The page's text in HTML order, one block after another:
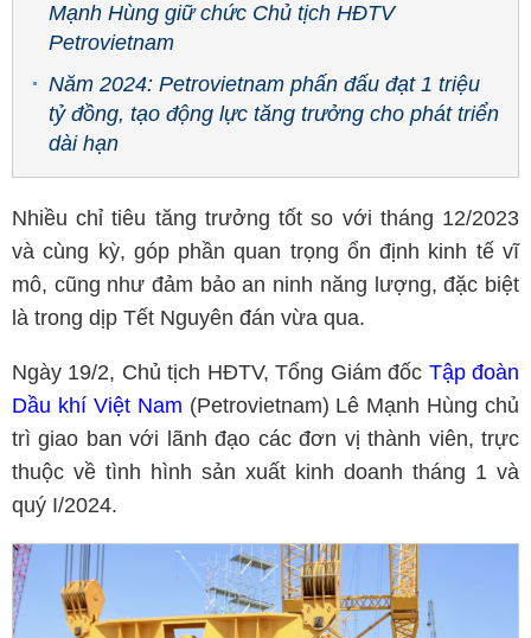
Mạnh Hùng giữ chức Chủ tịch HĐTV
Petrovietnam
Năm 2024: Petrovietnam phấn đấu đạt 1 triệu
tỷ đồng, tạo động lực tăng trưởng cho phát triển
dài hạn
Nhiều chỉ tiêu tăng trưởng tốt so với tháng 12/2023
và cùng kỳ, góp phần quan trọng ổn định kinh tế vĩ
mô, cũng như đảm bảo an ninh năng lượng, đặc biệt
là trong dịp Tết Nguyên đán vừa qua.
Ngày 19/2, Chủ tịch HĐTV, Tổng Giám đốc Tập đoàn
Dầu khí Việt Nam (Petrovietnam) Lê Mạnh Hùng chủ
trì giao ban với lãnh đạo các đơn vị thành viên, trực
thuộc về tình hình sản xuất kinh doanh tháng 1 và
quý I/2024.